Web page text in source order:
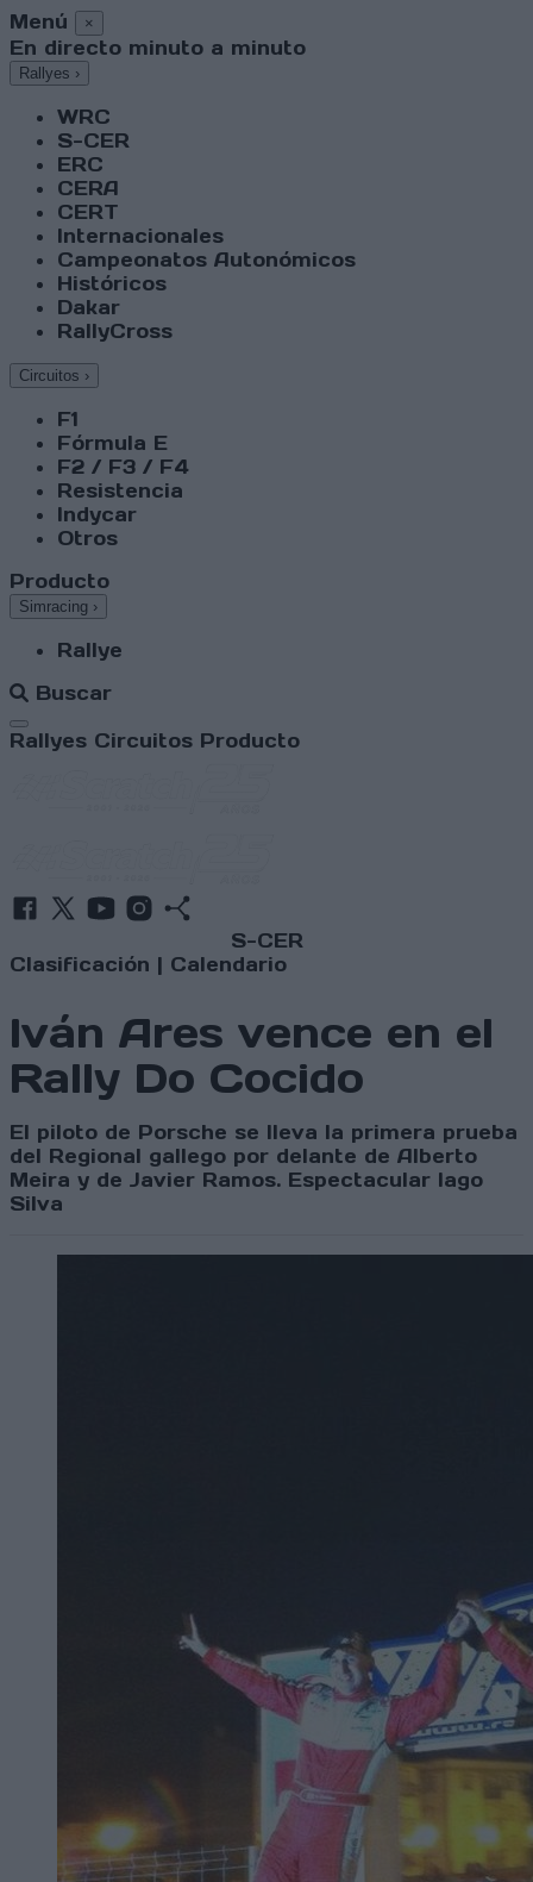
Menú ×
En directo minuto a minuto
Rallyes ›
WRC
S-CER
ERC
CERA
CERT
Internacionales
Campeonatos Autonómicos
Históricos
Dakar
RallyCross
Circuitos ›
F1
Fórmula E
F2 / F3 / F4
Resistencia
Indycar
Otros
Producto
Simracing ›
Rallye
Buscar
Abrir menú
Rallyes Circuitos Producto
S-CER
Clasificación | Calendario
Iván Ares vence en el
Rally Do Cocido
El piloto de Porsche se lleva la primera prueba
del Regional gallego por delante de Alberto
Meira y de Javier Ramos. Espectacular Iago
Silva